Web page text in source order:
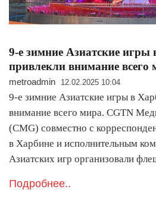
9-е зимние Азиатские игры
привлекли внимание всего
metroadmin 12.02.2025 10:04
9-е зимние Азиатские игры в
внимание всего мира. CGTN
(CMG) совместно с
в Харбине и исполнительным
Азиатских игр организовали
Подробнее..